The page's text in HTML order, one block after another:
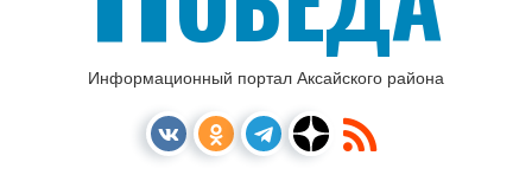
Информационный портал Аксайского района